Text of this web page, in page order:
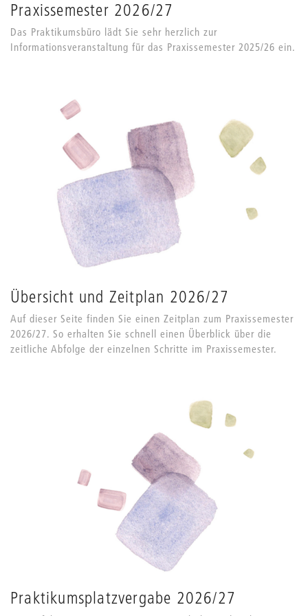
Praxissemester 2026/27
Das Praktikumsbüro lädt Sie sehr herzlich zur
Informationsveranstaltung für das Praxissemester 2025/26 ein.
Übersicht und Zeitplan 2026/27
Auf dieser Seite finden Sie einen Zeitplan zum Praxissemester
2026/27. So erhalten Sie schnell einen Überblick über die
zeitliche Abfolge der einzelnen Schritte im Praxissemester.
Praktikumsplatzvergabe 2026/27